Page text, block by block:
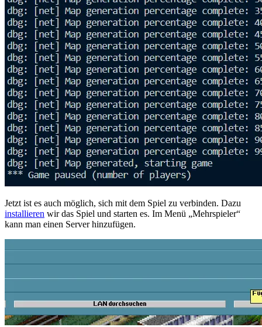
Jetzt ist es auch möglich, sich mit dem Spiel zu verbinden. Dazu
installieren wir das Spiel und starten es. Im Menü „Mehrspieler“
kann man einen Server hinzufügen.